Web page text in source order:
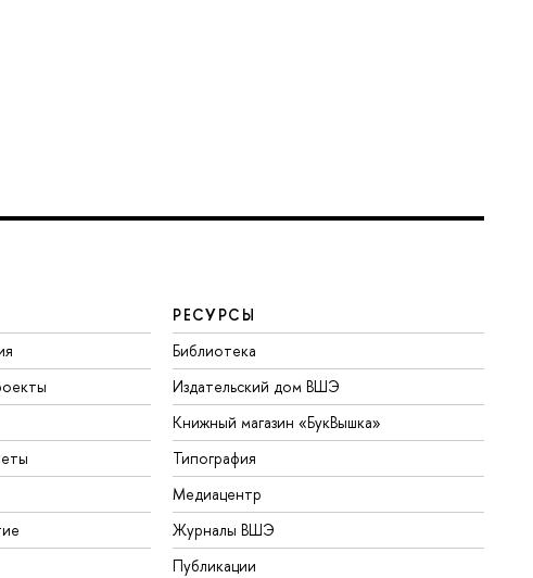
РЕСУРСЫ
Библиотека
Издательский дом ВШЭ
Книжный магазин «БукВышка»
Типография
Медиацентр
Журналы ВШЭ
Публикации